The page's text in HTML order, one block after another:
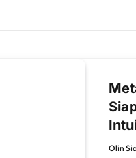
Olin